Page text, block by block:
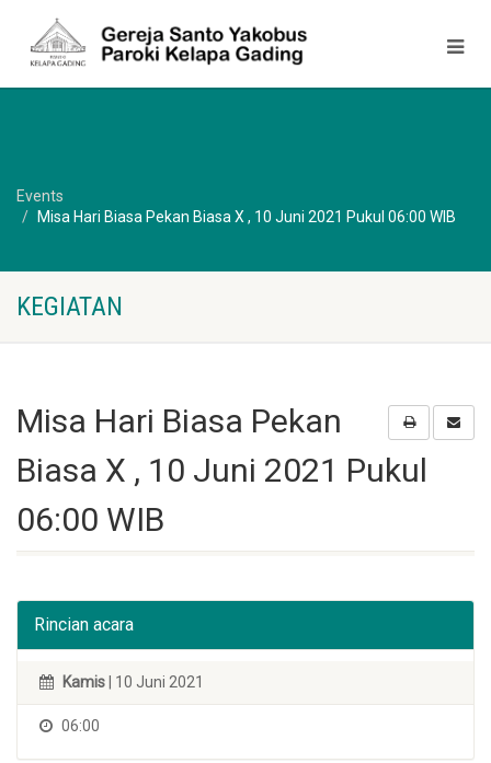
Events
Misa Hari Biasa Pekan Biasa X , 10 Juni 2021 Pukul 06:00 WIB
KEGIATAN
Misa Hari Biasa Pekan
Biasa X , 10 Juni 2021 Pukul
06:00 WIB
Rincian acara
Kamis | 10 Juni 2021
06:00